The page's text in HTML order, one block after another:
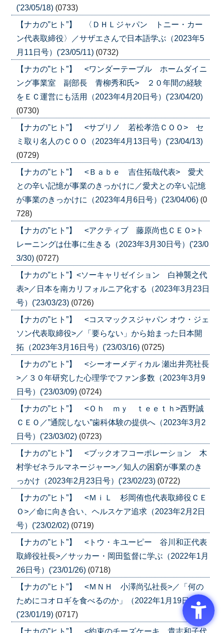
('23/05/18) (0733)
【ナカの”ヒト”】 〈ＤＨＬジャパン トニー・カー
ン代表取締役〉／サザエさんで日本語学ぶ（2023年5
月11日号）('23/05/11) (0732)
【ナカの”ヒト”】 <ワンダーテーブル ホームダイニ
ング事業室 副部長 青柳秀和氏> ２０年間の経験
をＥＣ運営にも活用（2023年4月20日号）('23/04/20)
(0730)
【ナカの”ヒト”】 <サプリノ 若松孝浩ＣＯＯ> セ
ミ取り名人のＣＯＯ（2023年4月13日号）('23/04/13)
(0729)
【ナカの”ヒト”】 <Ｂａｂｅ 吉住拓哉代表> 愛犬
との辛い記憶が事業のきっかけに／愛犬との辛い記憶
が事業のきっかけに（2023年4月6日号）('23/04/06) (0
728)
【ナカの”ヒト”】 <アクティブ 藤原尚也ＣＥＯ>ト
レーニングは仕事に生きる（2023年3月30日号）('23/0
3/30) (0727)
【ナカの”ヒト”】<ソーキャリゼイション 白神襲之代
表>／日本を南カリフォルニア化する（2023年3月23日
号）('23/03/23) (0726)
【ナカの”ヒト”】 <コスマックスジャパン オウ・ジェ
ソン代表取締役>／「要らない」から始まった日本開
拓（2023年3月16日号）('23/03/16) (0725)
【ナカの”ヒト”】 <シーオーメディカル 瀬出井亮社長
>／３０年研究した心理学でファン多数（2023年3月9
日号）('23/03/09) (0724)
【ナカの”ヒト”】 <Ｏｈ ｍｙ ｔｅｅｔｈ>西野誠
ＣＥＯ／”通院しない”歯科体験の提供へ（2023年3月2
日号）('23/03/02) (0723)
【ナカの”ヒト”】 <ブックオフコーポレーション 木
村学ゼネラルマネージャー>／知人の困窮が事業のき
っかけ（2023年2月23日号）('23/02/23) (0722)
【ナカの”ヒト”】 <ＭｉＬ 杉岡侑也代表取締役ＣＥ
Ｏ>／命に向き合い、ヘルスケア追求（2023年2月2日
号）('23/02/02) (0719)
【ナカの”ヒト”】 <トウ・キユーピー 谷川和正代表
取締役社長>／サッカー・岡田監督に学ぶ（2022年1月
26日号）('23/01/26) (0718)
【ナカの”ヒト”】 <ＭＮＨ 小澤尚弘社長>／「何の
ためにコオロギを食べるのか」（2022年1月19日号）
('23/01/19) (0717)
【ナカの”ヒト”】 <約束のチーズケーキ 貴志和子代